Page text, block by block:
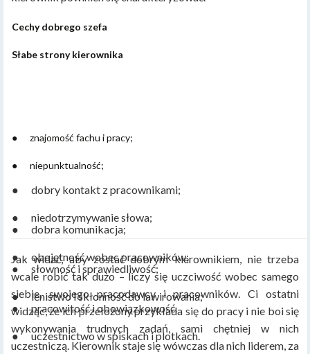
Cechy dobrego szefa
Słabe strony kierownika
● znajomość fachu i pracy;
● dobry kontakt z pracownikami;
● dobra komunikacja;
● słowność i sprawiedliwość;
● pracowitość i obowiązkowość.
● niepunktualność;
● niedotrzymywanie słowa;
● obojętność wobec pracowników;
● lenistwo i skłonność do lawirowania;
● uczestnictwo w spiskach i plotkach.
Jak widać, aby zostać dobrym kierownikiem, nie trzeba
wcale robić tak dużo – liczy się uczciwość wobec samego
siebie, swojego pracodawcy i pracowników. Ci ostatni
widząc, że ich przełożony przykłada się do pracy i nie boi się
wykonywania trudnych zadań, sami chętniej w nich
uczestniczą. Kierownik staje się wówczas dla nich liderem, za